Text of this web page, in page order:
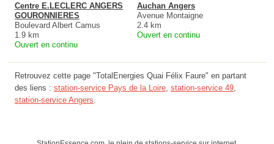
Centre E.LECLERC ANGERS
GOURONNIERES
Boulevard Albert Camus
1.9 km
Ouvert en continu
Auchan Angers
Avenue Montaigne
2.4 km
Ouvert en continu
Retrouvez cette page "TotalEnergies Quai Félix Faure" en partant
des liens : station-service Pays de la Loire station-service 49
station-service Angers